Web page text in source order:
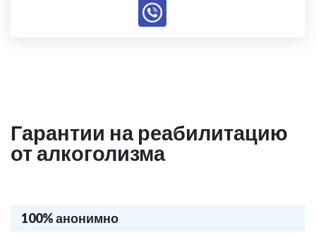
Гарантии на реабилитацию
от алкоголизма
100% анонимно